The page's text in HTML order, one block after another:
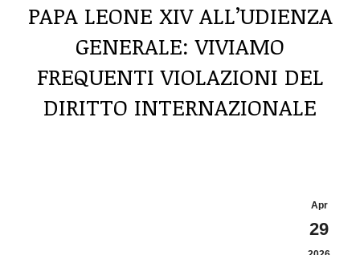
PAPA LEONE XIV ALL’UDIENZA
GENERALE: VIVIAMO
FREQUENTI VIOLAZIONI DEL
DIRITTO INTERNAZIONALE
Apr
29